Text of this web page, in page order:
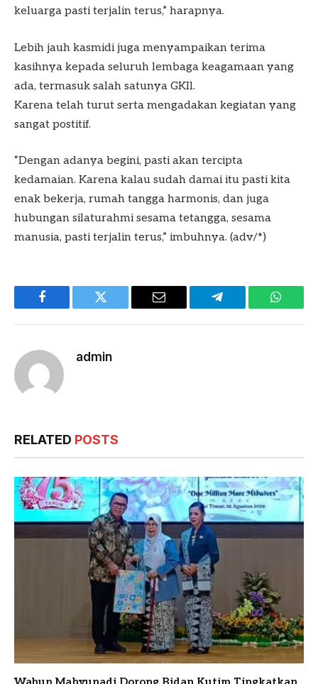
keluarga pasti terjalin terus,” harapnya.
Lebih jauh kasmidi juga menyampaikan terima
kasihnya kepada seluruh lembaga keagamaan yang
ada, termasuk salah satunya GKIl.
Karena telah turut serta mengadakan kegiatan yang
sangat postitif.
“Dengan adanya begini, pasti akan tercipta
kedamaian. Karena kalau sudah damai itu pasti kita
enak bekerja, rumah tangga harmonis, dan juga
hubungan silaturahmi sesama tetangga, sesama
manusia, pasti terjalin terus,” imbuhnya. (adv/*)
Facebook Twitter Email Telegram
admin
RELATED POSTS